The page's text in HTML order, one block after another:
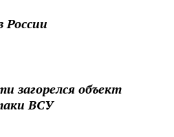
загорелся объект
ВСУ